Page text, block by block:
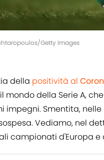
Getty Images
della positività al
mondo della Serie A,
impegni. Smentita,
Vediamo, nel
campionati d'Europa e